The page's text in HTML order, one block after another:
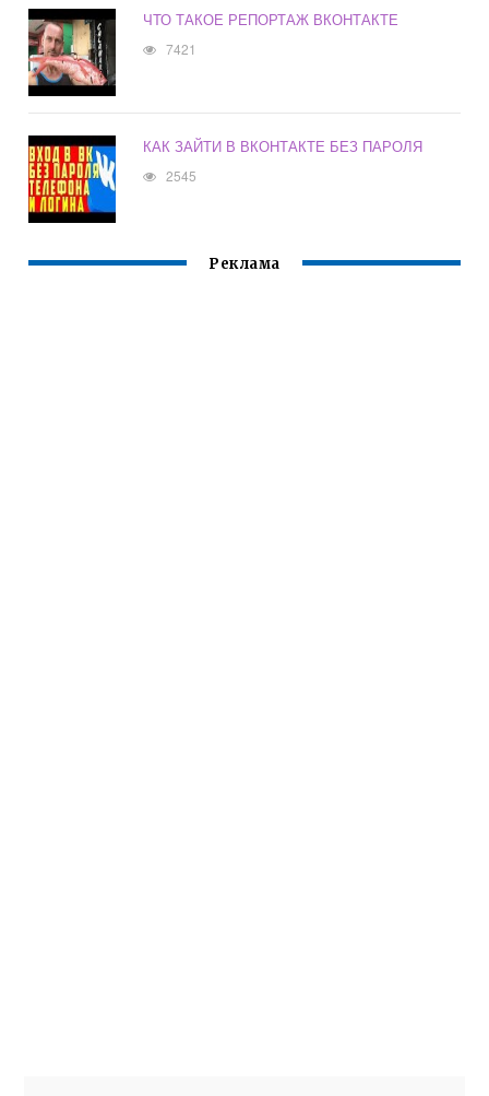
ЧТО ТАКОЕ РЕПОРТАЖ ВКОНТАКТЕ
7421
КАК ЗАЙТИ В ВКОНТАКТЕ БЕЗ ПАРОЛЯ
2545
Реклама